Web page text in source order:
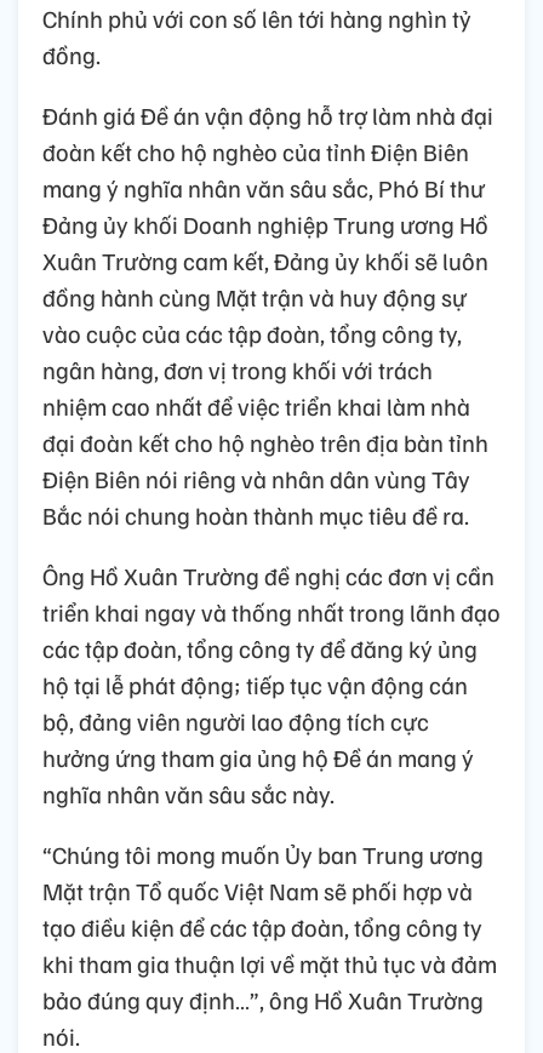
Chính phủ với con số lên tới hàng nghìn tỷ
đồng.
Đánh giá Đề án vận động hỗ trợ làm nhà đại
đoàn kết cho hộ nghèo của tỉnh Điện Biên
mang ý nghĩa nhân văn sâu sắc, Phó Bí thư
Đảng ủy khối Doanh nghiệp Trung ương Hồ
Xuân Trường cam kết, Đảng ủy khối sẽ luôn
đồng hành cùng Mặt trận và huy động sự
vào cuộc của các tập đoàn, tổng công ty,
ngân hàng, đơn vị trong khối với trách
nhiệm cao nhất để việc triển khai làm nhà
đại đoàn kết cho hộ nghèo trên địa bàn tỉnh
Điện Biên nói riêng và nhân dân vùng Tây
Bắc nói chung hoàn thành mục tiêu đề ra.
Ông Hồ Xuân Trường đề nghị các đơn vị cần
triển khai ngay và thống nhất trong lãnh đạo
các tập đoàn, tổng công ty để đăng ký ủng
hộ tại lễ phát động; tiếp tục vận động cán
bộ, đảng viên người lao động tích cực
hưởng ứng tham gia ủng hộ Đề án mang ý
nghĩa nhân văn sâu sắc này.
“Chúng tôi mong muốn Ủy ban Trung ương
Mặt trận Tổ quốc Việt Nam sẽ phối hợp và
tạo điều kiện để các tập đoàn, tổng công ty
khi tham gia thuận lợi về mặt thủ tục và đảm
bảo đúng quy định…”, ông Hồ Xuân Trường
nói.